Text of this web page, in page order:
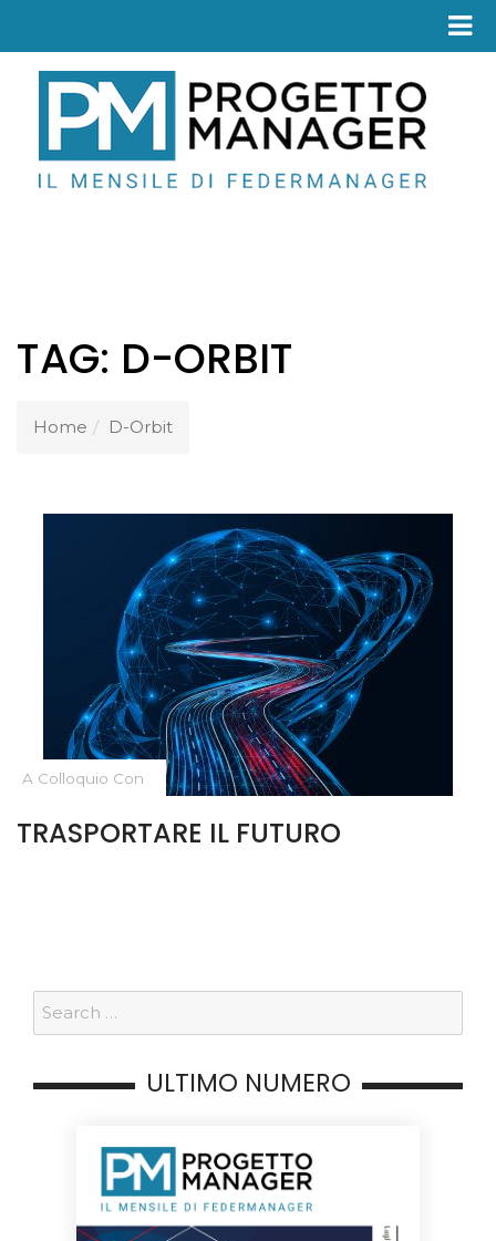
TAG: D-ORBIT
Home D-Orbit
A Colloquio Con
TRASPORTARE IL FUTURO
ULTIMO NUMERO